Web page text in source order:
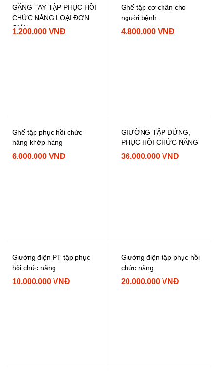
GĂNG TAY TẬP PHỤC HỒI
CHỨC NĂNG LOẠI ĐƠN
GIẢN
1.200.000 VNĐ
Ghế tập cơ chân cho
người bệnh
4.800.000 VNĐ
Ghế tập phục hồi chức
năng khớp háng
6.000.000 VNĐ
GIƯỜNG TẬP ĐỨNG,
PHỤC HỒI CHỨC NĂNG
36.000.000 VNĐ
Giường điện PT tập phục
hồi chức năng
10.000.000 VNĐ
Giường điện tập phục hồi
chức năng
20.000.000 VNĐ